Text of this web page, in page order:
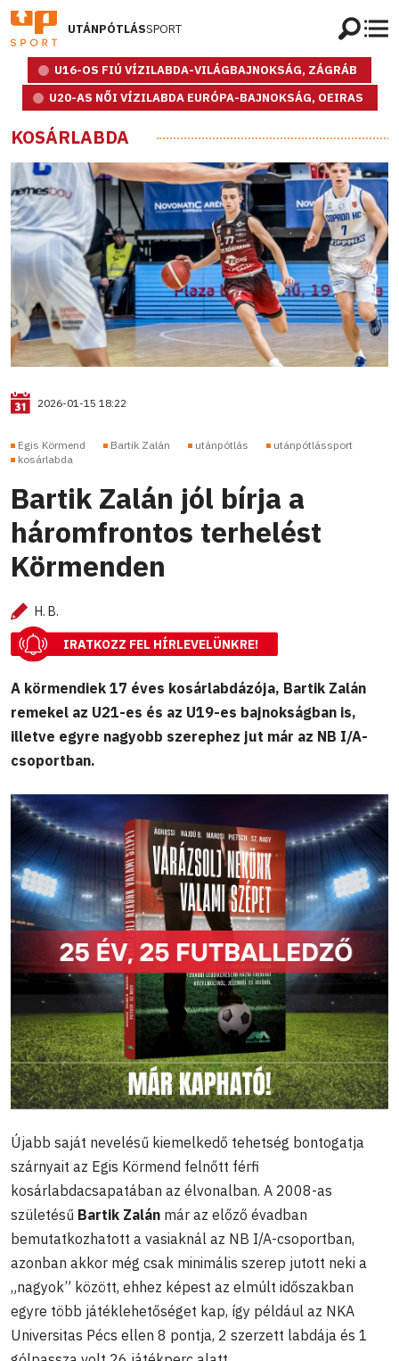
UTÁNPÓTLÁSSPORT
U16-OS FIÚ VÍZILABDA-VILÁGBAJNOKSÁG, ZÁGRÁB
U20-AS NŐI VÍZILABDA EURÓPA-BAJNOKSÁG, OEIRAS
KOSÁRLABDA
2026-01-15 18:22
Egis Körmend Bartik Zalán utánpótlás
utánpótlássport
kosárlabda
Bartik Zalán jól bírja a
háromfrontos terhelést
Körmenden
H. B.
IRATKOZZ FEL HÍRLEVELÜNKRE!
A körmendiek 17 éves kosárlabdázója, Bartik Zalán
remekel az U21-es és az U19-es bajnokságban is,
illetve egyre nagyobb szerephez jut már az NB I/A-
csoportban.
Újabb saját nevelésű kiemelkedő tehetség bontogatja
szárnyait az Egis Körmend felnőtt férfi
kosárlabdacsapatában az élvonalban. A 2008-as
születésű Bartik Zalán már az előző évadban
bemutatkozhatott a vasiaknál az NB I/A-csoportban,
azonban akkor még csak minimális szerep jutott neki a
„nagyok” között, ehhez képest az elmúlt időszakban
egyre több játéklehetőséget kap, így például az NKA
Universitas Pécs ellen 8 pontja, 2 szerzett labdája és 1